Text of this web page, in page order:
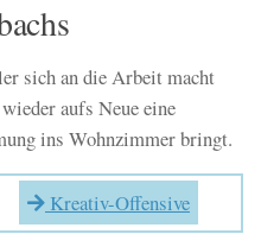
sich an die Arbeit macht
aufs Neue eine
ins Wohnzimmer bringt.
Kreativ-Offensive